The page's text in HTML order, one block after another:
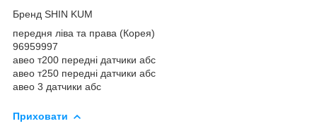
Бренд SHIN KUM
передня ліва та права (Корея)
96959997
авео т200 передні датчики абс
авео т250 передні датчики абс
авео 3 датчики абс
Приховати